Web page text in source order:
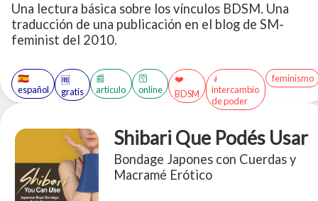
Una lectura básica sobre los vínculos BDSM. Una
traducción de una publicación en el blog de SM-
feminist del 2010.
🇪🇸
español
🆓
gratis
📰
artículo
🛜
online
❤️
BDSM
🧎
intercambio
de poder
feminismo
Shibari Que Podés Usar
Bondage Japones con Cuerdas y
Macramé Erótico